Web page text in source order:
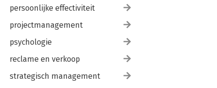
persoonlijke effectiviteit
projectmanagement
psychologie
reclame en verkoop
strategisch management